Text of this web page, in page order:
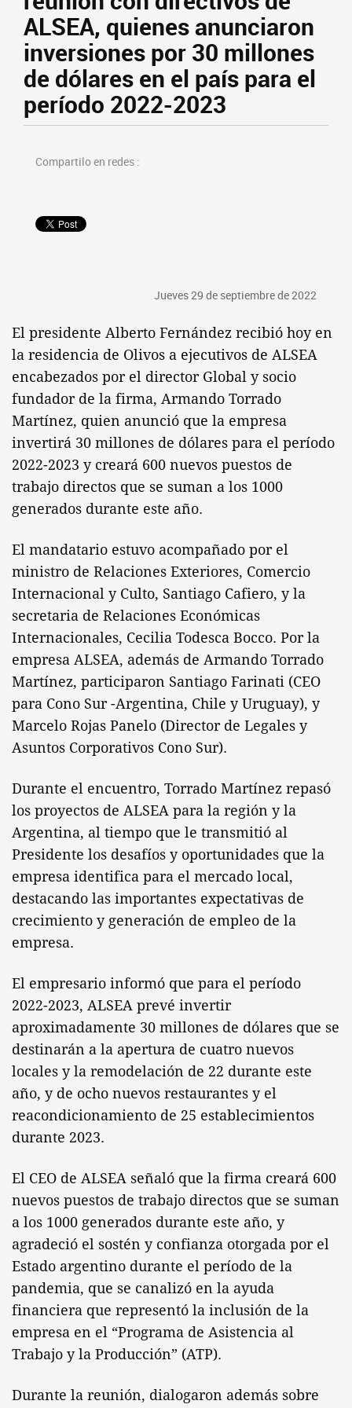
ALSEA, quienes anunciaron
inversiones por 30 millones
de dólares en el país para el
período 2022-2023
Compartilo en redes :
Jueves 29 de septiembre de 2022
El presidente Alberto Fernández recibió hoy en
la residencia de Olivos a ejecutivos de ALSEA
encabezados por el director Global y socio
fundador de la firma, Armando Torrado
Martínez, quien anunció que la empresa
invertirá 30 millones de dólares para el período
2022-2023 y creará 600 nuevos puestos de
trabajo directos que se suman a los 1000
generados durante este año.
El mandatario estuvo acompañado por el
ministro de Relaciones Exteriores, Comercio
Internacional y Culto, Santiago Cafiero, y la
secretaria de Relaciones Económicas
Internacionales, Cecilia Todesca Bocco. Por la
empresa ALSEA, además de Armando Torrado
Martínez, participaron Santiago Farinati (CEO
para Cono Sur -Argentina, Chile y Uruguay), y
Marcelo Rojas Panelo (Director de Legales y
Asuntos Corporativos Cono Sur).
Durante el encuentro, Torrado Martínez repasó
los proyectos de ALSEA para la región y la
Argentina, al tiempo que le transmitió al
Presidente los desafíos y oportunidades que la
empresa identifica para el mercado local,
destacando las importantes expectativas de
crecimiento y generación de empleo de la
empresa.
El empresario informó que para el período
2022-2023, ALSEA prevé invertir
aproximadamente 30 millones de dólares que se
destinarán a la apertura de cuatro nuevos
locales y la remodelación de 22 durante este
año, y de ocho nuevos restaurantes y el
reacondicionamiento de 25 establecimientos
durante 2023.
El CEO de ALSEA señaló que la firma creará 600
nuevos puestos de trabajo directos que se suman
a los 1000 generados durante este año, y
agradeció el sostén y confianza otorgada por el
Estado argentino durante el período de la
pandemia, que se canalizó en la ayuda
financiera que representó la inclusión de la
empresa en el “Programa de Asistencia al
Trabajo y la Producción” (ATP).
Durante la reunión, dialogaron además sobre